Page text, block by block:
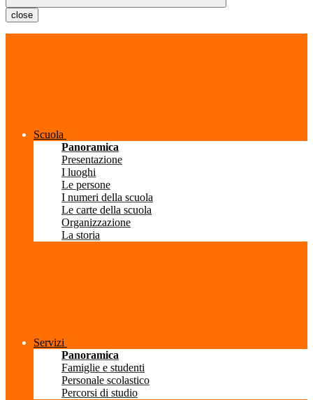
close
Scuola
Panoramica
Presentazione
I luoghi
Le persone
I numeri della scuola
Le carte della scuola
Organizzazione
La storia
Servizi
Panoramica
Famiglie e studenti
Personale scolastico
Percorsi di studio